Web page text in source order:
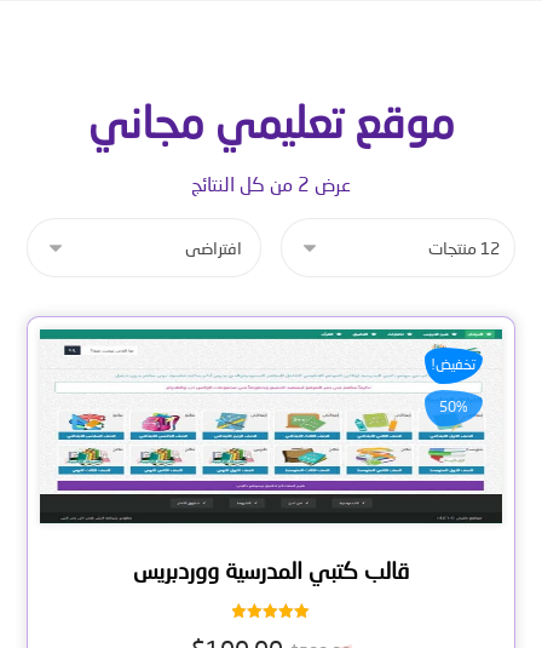
موقع تعليمي مجاني
عرض ⁦2⁩ من كل النتائج
تخفيض!
50%
قالب كتبي المدرسية ووردبريس